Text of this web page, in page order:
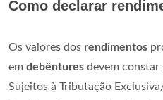
Como declarar
Os valores dos rendimentos
em debêntures devem constar
Sujeitos à Tributação